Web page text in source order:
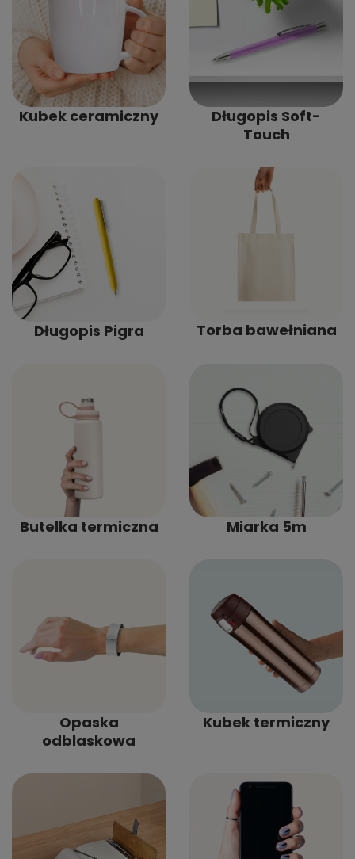
Kubek ceramiczny
Długopis Soft-
Touch
Długopis Pigra Torba bawełniana
Butelka termiczna Miarka 5m
Opaska
odblaskowa
Kubek termiczny